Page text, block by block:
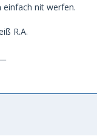
einfach nit werfen.
R.A.